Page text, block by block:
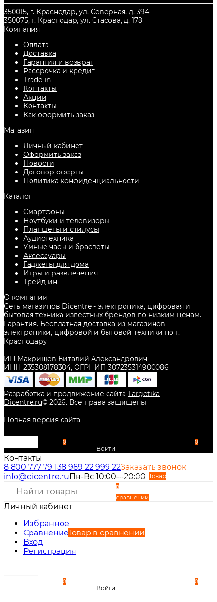
350015, г. Краснодар, ул. Северная, д. 394
350075, г. Краснодар, ул. Стасова, д. 178
Компания
Оплата
Доставка
Гарантия и возврат
Рассрочка и кредит
Trade-in
Контакты
Акции
Контакты
Как оформить заказ
Магазин
Личный кабинет
Оформить заказ
Новости
Договор оферты
Политика конфиденциальности
Каталог
Смартфоны
Ноутбуки и телевизоры
Планшеты и стилусы
Аудиотехника
Умные часы и браслеты
Аксессуары
Гаджеты для дома
Игры и развлечения
Трейд-ин
О компании
Сеть магазинов Dicentre - электроника, цифровая и
бытовая техника известных брендов по низким ценам.
Гарантия. Бесплатная доставка из магазинов
электроники, цифровой и бытовой техники по г.
Краснодару
ИП Макрищев Виталий Александрович
ИНН 235308178304, ОГРНИП 307235314900086
Разработка и продвижение сайта Targetika
Dicentre.ru© 2026. Все права защищены
Полная версия сайта
0
Войти
Избранное
Сравнение Товар
в
сравнении
0
Контакты
8 800 777 79 138 989 22 999 22Заказать звонок
info@dicentre.ruПн-Вс 10:00—20:00
Личный кабинет
Избранное
СравнениеТовар в сравнении
Вход
Регистрация
0
Войти
0